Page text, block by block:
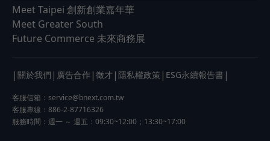
Meet Taipei 創新創業嘉年華
Meet Greater South
Future Commerce 未來商務展
| 關於我們 | 廣告合作 | 徵才 | 隱私權政策 | ESG永續報告書 |
客服信箱： service@bnext.com.tw
客服專線：886-2-87716326
服務時間：週一 ～ 週五：09:30~12:00；13:30~17:00